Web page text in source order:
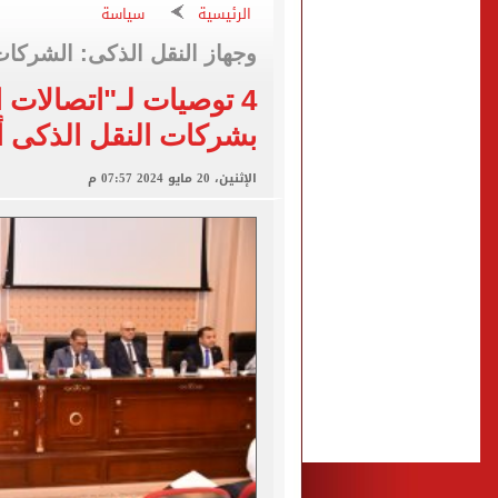
الاستعلامات تفند
صفقة محمد صلاح تتصدر
تقارير: سيلتيك
محمود حميدة يحتفل بزفاف
إخلاء سبيل سائق أوبر
الرئيسية سياسة
وجهاز النقل الذكى:
4 توصيات
بشركات النقل الذكى
الإثنين، 20 مايو 2024 07:57 م